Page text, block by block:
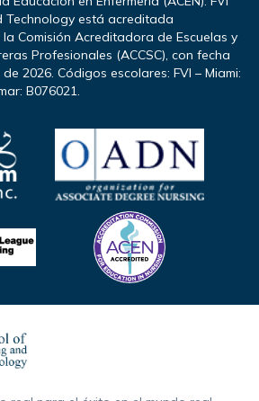
Technology está acreditada
Comisión Acreditadora de Escuelas y
Profesionales (ACCSC), con fecha
2026. Códigos escolares: FVI – Miami:
B076021.